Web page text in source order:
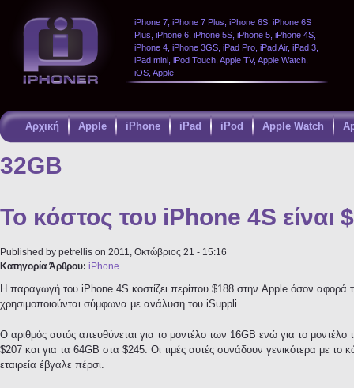
iPhone 7, iPhone 7 Plus, iPhone 6S, iPhone 6S
Plus, iPhone 6, iPhone 5S, iPhone 5, iPhone 4S,
iPhone 4, iPhone 3GS, iPad Pro, iPad Air, iPad 3,
iPad mini, iPod Touch, Apple TV, Apple Watch,
iOS, Apple
Αρχική Apple iPhone iPad iPod Apple Watch
Παράκαμψη
κυρίως
32GB
Το κόστος του iPhone 4S είναι
Published by petrellis on 2011, Οκτώβριος 21 - 15:16
Κατηγορία Άρθρου: iPhone
Η παραγωγή του iPhone 4S κοστίζει περίπου $188 στην Apple όσον αφορά
χρησιμοποιούνται σύμφωνα με ανάλυση του iSuppli.
O αριθμός αυτός απευθύνεται για το μοντέλο των 16GB ενώ για το μοντέλο
$207 και για τα 64GB στα $245. Οι τιμές αυτές συνάδουν γενικότερα με το
εταιρεία έβγαλε πέρσι.